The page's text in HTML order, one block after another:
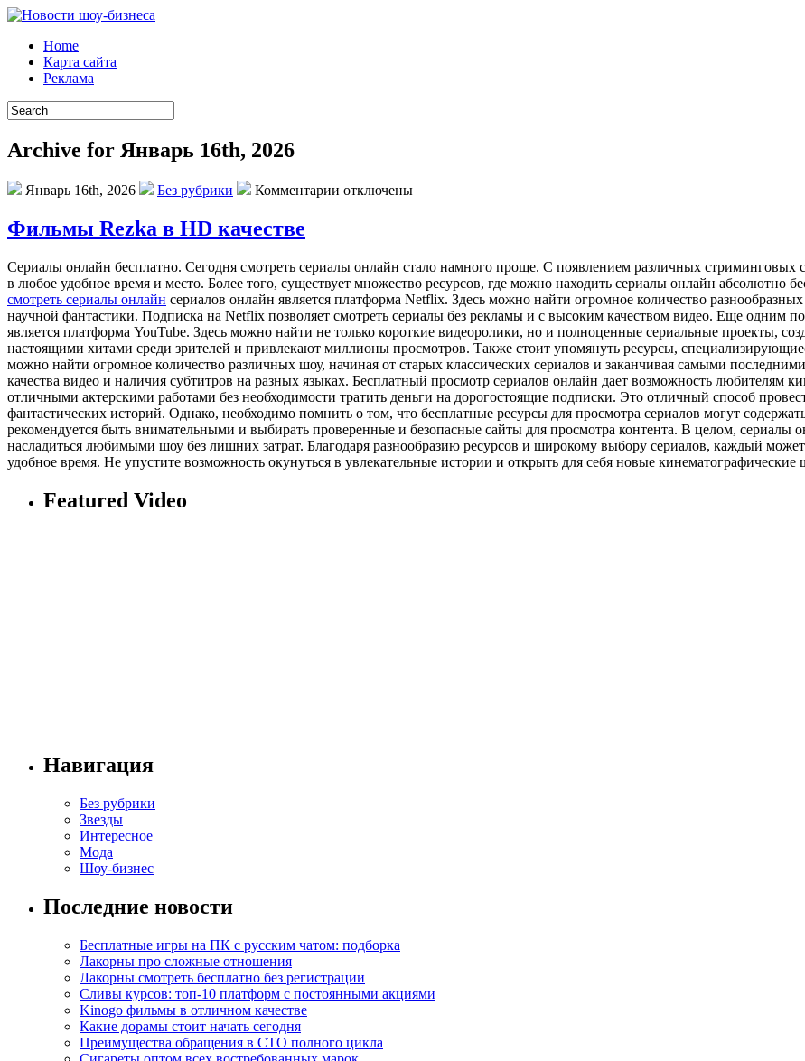
Home
Карта сайта
Реклама
Archive for Январь 16th, 2026
Январь 16th, 2026 Без рубрики Комментарии отключены
Фильмы Rezka в HD качестве
Сeриaлы oнлaйн бeсплaтнo. Сегодня смотреть сериалы онлайн стало намного проще. С появлением различных
в любое удобное время и место. Более того, существует множество ресурсов, где можно находить сериалы онлайн абсолютно
смотреть сериалы онлайн сериалов онлайн является платформа Netflix. Здесь можно найти огромное количество
научной фантастики. Подписка на Netflix позволяет смотреть сериалы без рекламы и с высоким качеством видео. Еще одним
является платформа YouTube. Здесь можно найти не только короткие видеоролики, но и полноценные сериальные проекты,
настоящими хитами среди зрителей и привлекают миллионы просмотров. Также стоит упомянуть ресурсы,
можно найти огромное количество различных шоу, начиная от старых классических сериалов и заканчивая самыми
качества видео и наличия субтитров на разных языках. Бесплатный просмотр сериалов онлайн дает возможность любителям
отличными актерскими работами без необходимости тратить деньги на дорогостоящие подписки. Это отличный способ
фантастических историй. Однако, необходимо помнить о том, что бесплатные ресурсы для просмотра сериалов могут
рекомендуется быть внимательными и выбирать проверенные и безопасные сайты для просмотра контента. В целом,
насладиться любимыми шоу без лишних затрат. Благодаря разнообразию ресурсов и широкому выбору сериалов, каждый
удобное время. Не упустите возможность окунуться в увлекательные истории и открыть для себя новые кинематографические
Featured Video
Навигация
Без рубрики
Звезды
Интересное
Мода
Шоу-бизнес
Последние новости
Бесплатные игры на ПК с русским чатом: подборка
Лакорны про сложные отношения
Лакорны смотреть бесплатно без регистрации
Сливы курсов: топ-10 платформ с постоянными акциями
Kinogo фильмы в отличном качестве
Какие дорамы стоит начать сегодня
Преимущества обращения в СТО полного цикла